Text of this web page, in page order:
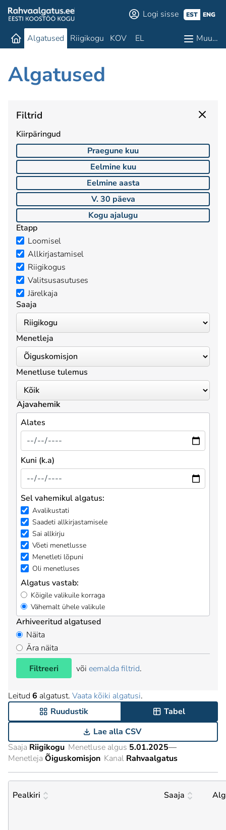
Logi sisse EST ENG
Algatused Riigikogu KOV EL Muu…
Algatused
Filtrid
Kiirpäringud
Praegune kuu
Eelmine kuu
Eelmine aasta
V. 30 päeva
Kogu ajalugu
Etapp
Loomisel
Allkirjastamisel
Riigikogus
Valitsusasutuses
Järelkaja
Saaja
Menetleja
Menetluse tulemus
Ajavahemik
Alates
Kuni (k.a)
Sel vahemikul algatus:
Avalikustati
Saadeti allkirjastamisele
Sai allkirju
Võeti menetlusse
Menetleti lõpuni
Oli menetluses
Algatus vastab:
Kõigile valikuile korraga
Vähemalt ühele valikule
Arhiveeritud algatused
Näita
Ära näita
Filtreeri
või eemalda filtrid.
Leitud 6 algatust. Vaata kõiki algatusi.
Ruudustik
Tabel
Lae alla CSV
Saaja Riigikogu Menetluse algus 5.01.2025—
Menetleja Õiguskomisjon Kanal Rahvaalgatus
Pealkiri Saaja